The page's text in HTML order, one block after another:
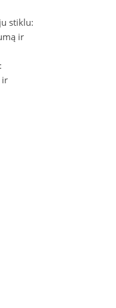
stiklu:
ir
ir